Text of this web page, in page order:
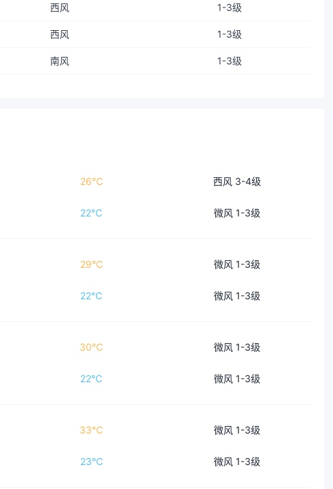
西风 1-3级
西风 1-3级
南风 1-3级
26℃ 西风 3-4级
22℃ 微风 1-3级
29℃ 微风 1-3级
22℃ 微风 1-3级
30℃ 微风 1-3级
22℃ 微风 1-3级
33℃ 微风 1-3级
23℃ 微风 1-3级